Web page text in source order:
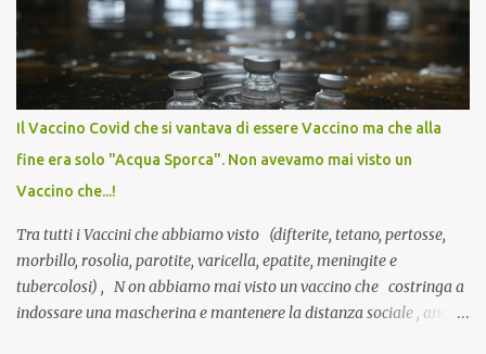
anti-Covid, un pro-farmaco, con autorizzazione condizionata,
sviluppato in tempi record, con tecnologie mai utilizzate prima su
larga scala, ancora oggetto di studio e di discussione
internazionale serve solo una firma. La tua. Lo si somministra
anche a persone sane, giovani, senza fattori di rischio, spesso già
serve una prescrizione. Non c’è diagnosi. Non c’è presa in carico.
L’unico atto richiesto è una fi...
Il Vaccino Covid che si vantava di essere Vaccino ma che alla
fine era solo "Acqua Sporca". Non avevamo mai visto un
Vaccino che...!
Tra tutti i Vaccini che abbiamo visto (difterite, tetano, pertosse,
morbillo, rosolia, parotite, varicella, epatite, meningite e
tubercolosi) , N on abbiamo mai visto un vaccino che costringa a
indossare una mascherina e mantenere la distanza sociale , anche